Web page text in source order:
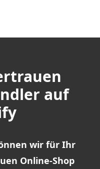
auf
wir für Ihr
Online-Shop